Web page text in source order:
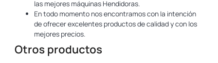
las mejores máquinas Hendidoras.
En todo momento nos encontramos con la intención
de ofrecer excelentes productos de calidad y con los
mejores precios.
Otros productos